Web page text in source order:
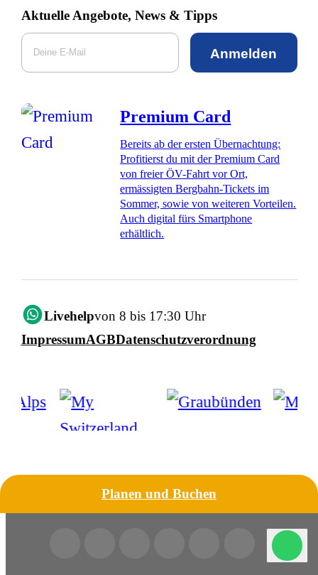
Aktuelle Angebote, News & Tipps
Anmelden
Premium Card
Bereits ab der ersten Übernachtung:
Profitierst du mit der Premium Card
von freier ÖV-Fahrt vor Ort,
ermässigten Bergbahn-Tickets im
Sommer, sowie von weiteren Vorteilen.
Auch digital fürs Smartphone
erhältlich.
Livehelpvon 8 bis 17:30 Uhr
ImpressumAGBDatenschutzverordnung
Planen und Buchen